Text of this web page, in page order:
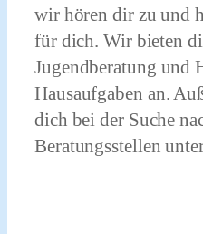
wir hören dir zu und
für dich.Wir bieten
Jugendberatung und
Hausaufgaben an.
dich bei der Suche
Beratungsstellen